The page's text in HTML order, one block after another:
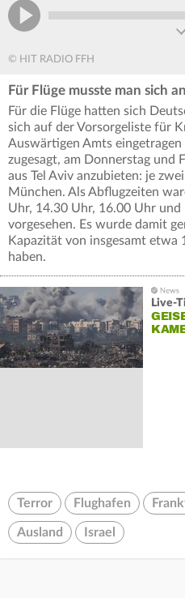
© HIT RADIO FFH
Für Flüge musste man sich
Für die Flüge hatten sich
sich auf der Vorsorgeliste für
Auswärtigen Amts
zugesagt, am Donnerstag und
aus Tel Aviv anzubieten: je
München. Als Abflugzeiten
Uhr, 14.30 Uhr, 16.00 Uhr
vorgesehen. Es wurde damit
Kapazität von insgesamt etwa
haben.
Live-
Terror Flughafen
Ausland Israel